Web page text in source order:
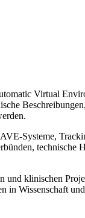
Virtual
Systeme,
technische
und klinischen
in Wissenschaft